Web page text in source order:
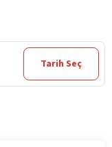
Tarih Seç